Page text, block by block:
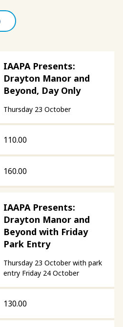
IAAPA Presents:
Drayton Manor and
Beyond, Day Only
Thursday 23 October
110.00
160.00
IAAPA Presents:
Drayton Manor and
Beyond with Friday
Park Entry
Thursday 23 October with park
entry Friday 24 October
130.00